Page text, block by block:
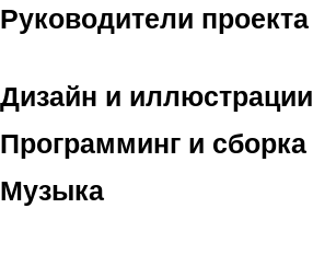
Руководители проекта
Дизайн и иллюстрации
Программинг и сборка
Музыка